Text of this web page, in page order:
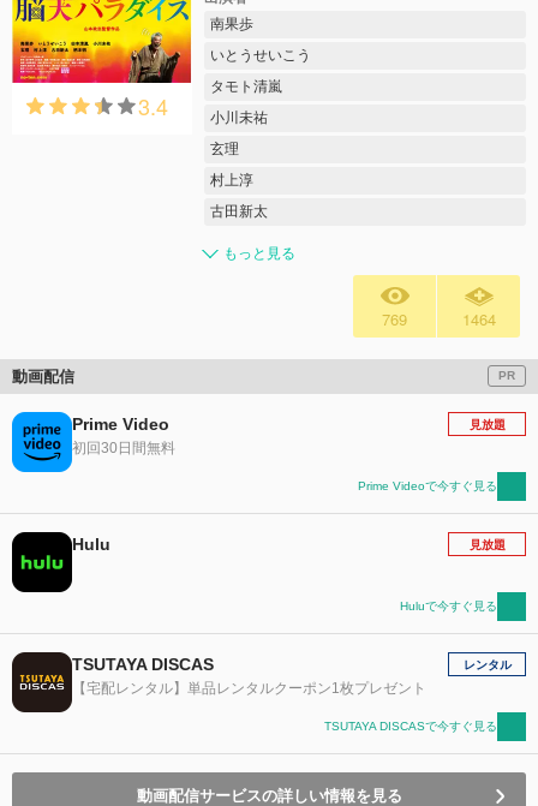
3.4
南果歩
いとうせいこう
タモト清嵐
小川未祐
玄理
村上淳
古田新太
もっと見る
769 1464
動画配信 PR
Prime Video
初回30日間無料
見放題
Prime Videoで今すぐ見る
Hulu 見放題
Huluで今すぐ見る
TSUTAYA DISCAS
【宅配レンタル】単品レンタルクーポン1枚プレゼント
レンタル
TSUTAYA DISCASで今すぐ見る
動画配信サービスの詳しい情報を見る